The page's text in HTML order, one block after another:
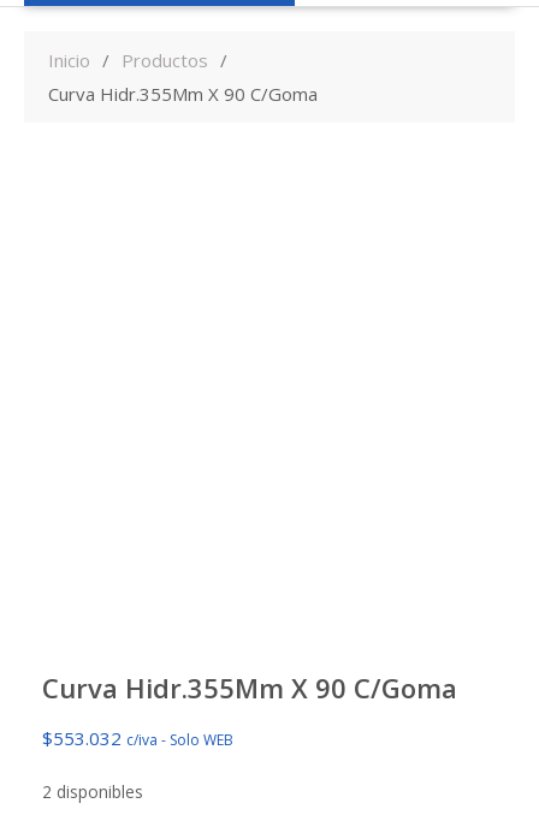
Inicio
Productos
Curva Hidr.355Mm X 90 C/Goma
Curva Hidr.355Mm X 90 C/Goma
$553.032 c/iva - Solo WEB
2 disponibles